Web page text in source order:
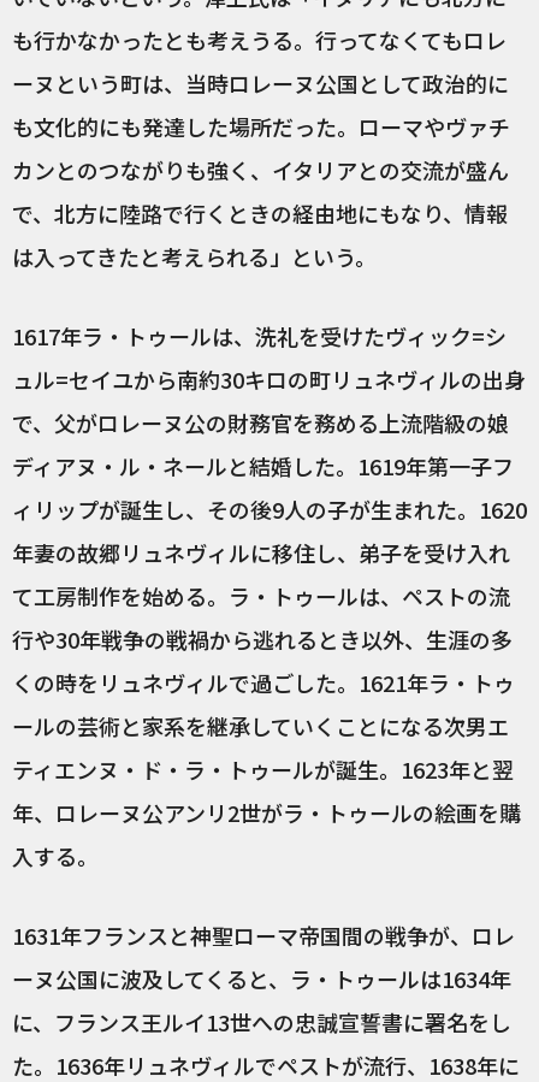
も行かなかったとも考えうる。行ってなくてもロレ
ーヌという町は、当時ロレーヌ公国として政治的に
も文化的にも発達した場所だった。ローマやヴァチ
カンとのつながりも強く、イタリアとの交流が盛ん
で、北方に陸路で行くときの経由地にもなり、情報
は入ってきたと考えられる」という。
1617年ラ・トゥールは、洗礼を受けたヴィック=シ
ュル=セイユから南約30キロの町リュネヴィルの出身
で、父がロレーヌ公の財務官を務める上流階級の娘
ディアヌ・ル・ネールと結婚した。1619年第一子フ
ィリップが誕生し、その後9人の子が生まれた。1620
年妻の故郷リュネヴィルに移住し、弟子を受け入れ
て工房制作を始める。ラ・トゥールは、ペストの流
行や30年戦争の戦禍から逃れるとき以外、生涯の多
くの時をリュネヴィルで過ごした。1621年ラ・トゥ
ールの芸術と家系を継承していくことになる次男エ
ティエンヌ・ド・ラ・トゥールが誕生。1623年と翌
年、ロレーヌ公アンリ2世がラ・トゥールの絵画を購
入する。
1631年フランスと神聖ローマ帝国間の戦争が、ロレ
ーヌ公国に波及してくると、ラ・トゥールは1634年
に、フランス王ルイ13世への忠誠宣誓書に署名をし
た。1636年リュネヴィルでペストが流行、1638年に